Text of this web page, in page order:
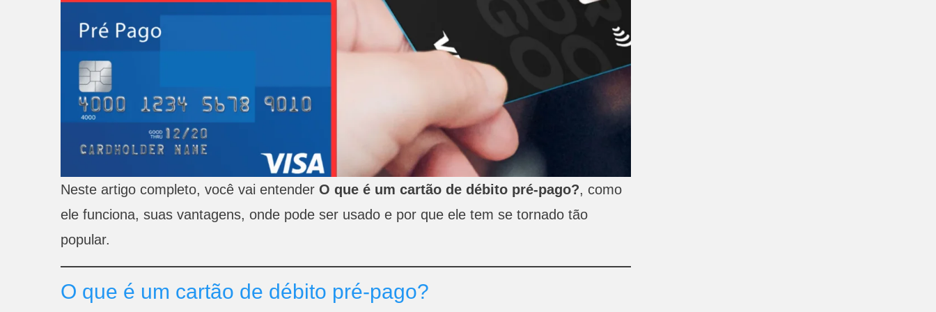
Neste artigo completo, você vai entender O que é um cartão de débito pré-pago?, como
ele funciona, suas vantagens, onde pode ser usado e por que ele tem se tornado tão
popular.
O que é um cartão de débito pré-pago?